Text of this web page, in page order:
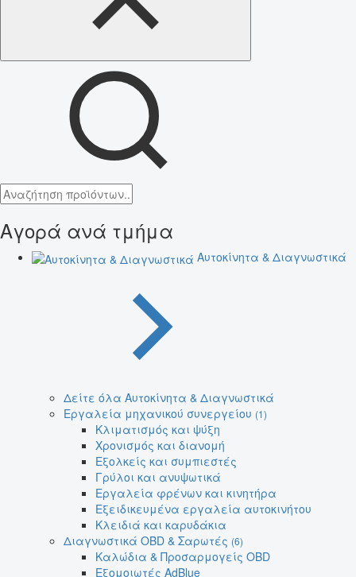
Αγορά ανά τμήμα
Αυτοκίνητα & Διαγνωστικά
Δείτε όλα Αυτοκίνητα & Διαγνωστικά
Εργαλεία μηχανικού συνεργείου (1)
Κλιματισμός και ψύξη
Χρονισμός και διανομή
Εξολκείς και συμπιεστές
Γρύλοι και ανυψωτικά
Εργαλεία φρένων και κινητήρα
Εξειδικευμένα εργαλεία αυτοκινήτου
Κλειδιά και καρυδάκια
Διαγνωστικά OBD & Σαρωτές (6)
Καλώδια & Προσαρμογείς OBD
Εξομοιωτές AdBlue